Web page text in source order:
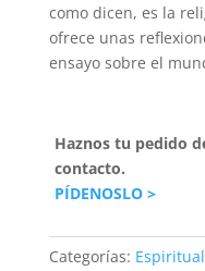
como dicen, es la
ofrece unas
ensayo sobre el
Haznos tu pedido
contacto.
PÍDENOSLO >
Categorías: